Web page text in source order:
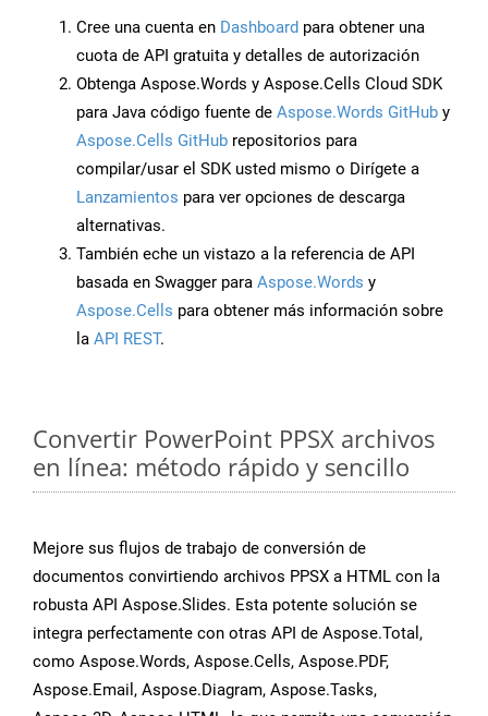
Cree una cuenta en Dashboard para obtener una
cuota de API gratuita y detalles de autorización
Obtenga Aspose.Words y Aspose.Cells Cloud SDK
para Java código fuente de Aspose.Words GitHub y
Aspose.Cells GitHub repositorios para
compilar/usar el SDK usted mismo o Dirígete a
Lanzamientos para ver opciones de descarga
alternativas.
También eche un vistazo a la referencia de API
basada en Swagger para Aspose.Words y
Aspose.Cells para obtener más información sobre
la API REST.
Convertir PowerPoint PPSX archivos
en línea: método rápido y sencillo
Mejore sus flujos de trabajo de conversión de
documentos convirtiendo archivos PPSX a HTML con la
robusta API Aspose.Slides. Esta potente solución se
integra perfectamente con otras API de Aspose.Total,
como Aspose.Words, Aspose.Cells, Aspose.PDF,
Aspose.Email, Aspose.Diagram, Aspose.Tasks,